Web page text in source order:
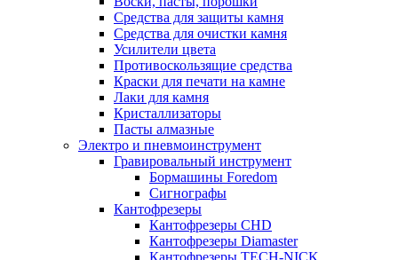
Средства для защиты камня
Средства для очистки камня
Усилители цвета
Противоскользящие средства
Краски для печати на камне
Лаки для камня
Кристаллизаторы
Пасты алмазные
Электро и пневмоинструмент
Гравировальный инструмент
Бормашины Foredom
Сигнографы
Кантофрезеры
Кантофрезеры CHD
Кантофрезеры Diamaster
Кантофрезеры TECH-NICK